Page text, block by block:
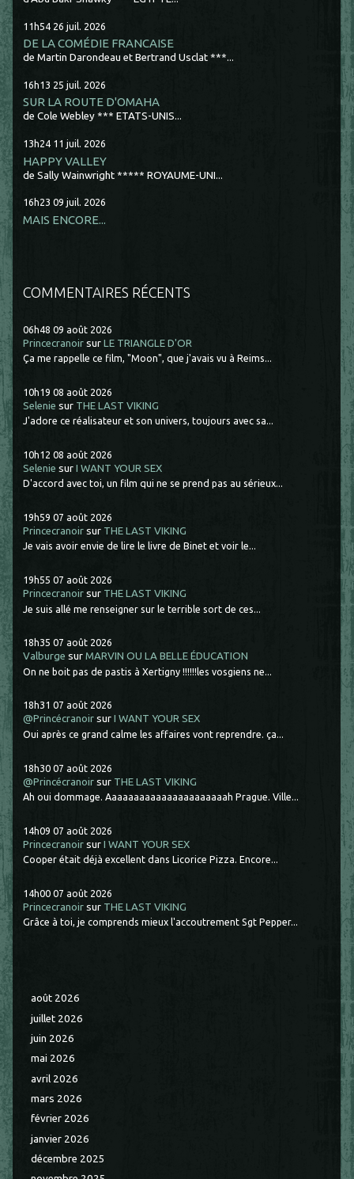
11h54 26 juil. 2026
DE LA COMÉDIE FRANCAISE
de Martin Darondeau et Bertrand Usclat ***...
16h13 25 juil. 2026
SUR LA ROUTE D'OMAHA
de Cole Webley *** ETATS-UNIS...
13h24 11 juil. 2026
HAPPY VALLEY
de Sally Wainwright ***** ROYAUME-UNI...
16h23 09 juil. 2026
MAIS ENCORE...
COMMENTAIRES RÉCENTS
06h48 09 août 2026
Princecranoir surLE TRIANGLE D'OR
Ça me rappelle ce film, "Moon", que j'avais vu à Reims...
10h19 08 août 2026
Selenie sur THE LAST VIKING
J'adore ce réalisateur et son univers, toujours avec sa...
10h12 08 août 2026
Selenie surI WANT YOUR SEX
D'accord avec toi, un film qui ne se prend pas au sérieux...
19h59 07 août 2026
Princecranoir sur THE LAST VIKING
Je vais avoir envie de lire le livre de Binet et voir le...
19h55 07 août 2026
Princecranoir sur THE LAST VIKING
Je suis allé me renseigner sur le terrible sort de ces...
18h35 07 août 2026
Valburge surMARVIN OU LA BELLE ÉDUCATION
On ne boit pas de pastis à Xertigny !!!!!!les vosgiens ne...
18h31 07 août 2026
@Princécranoir surI WANT YOUR SEX
Oui après ce grand calme les affaires vont reprendre. ça...
18h30 07 août 2026
@Princécranoir sur THE LAST VIKING
Ah oui dommage. Aaaaaaaaaaaaaaaaaaaaaah Prague. Ville...
14h09 07 août 2026
Princecranoir surI WANT YOUR SEX
Cooper était déjà excellent dans Licorice Pizza. Encore...
14h00 07 août 2026
Princecranoir sur THE LAST VIKING
Grâce à toi, je comprends mieux l'accoutrement Sgt Pepper...
août 2026
juillet 2026
juin 2026
mai 2026
avril 2026
mars 2026
février 2026
janvier 2026
décembre 2025